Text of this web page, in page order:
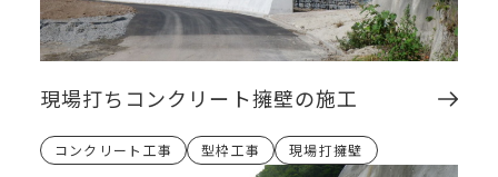
現場打ちコンクリート擁壁の施工
コンクリート工事 型枠工事 現場打擁壁